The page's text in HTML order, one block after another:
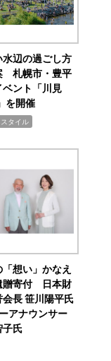
水辺の過ごし方
札幌市・豊平
ベント「川見
を開催
タイル
想い」かなえ
寄付 日本財
会長 笹川陽平氏
アナウンサー
子氏